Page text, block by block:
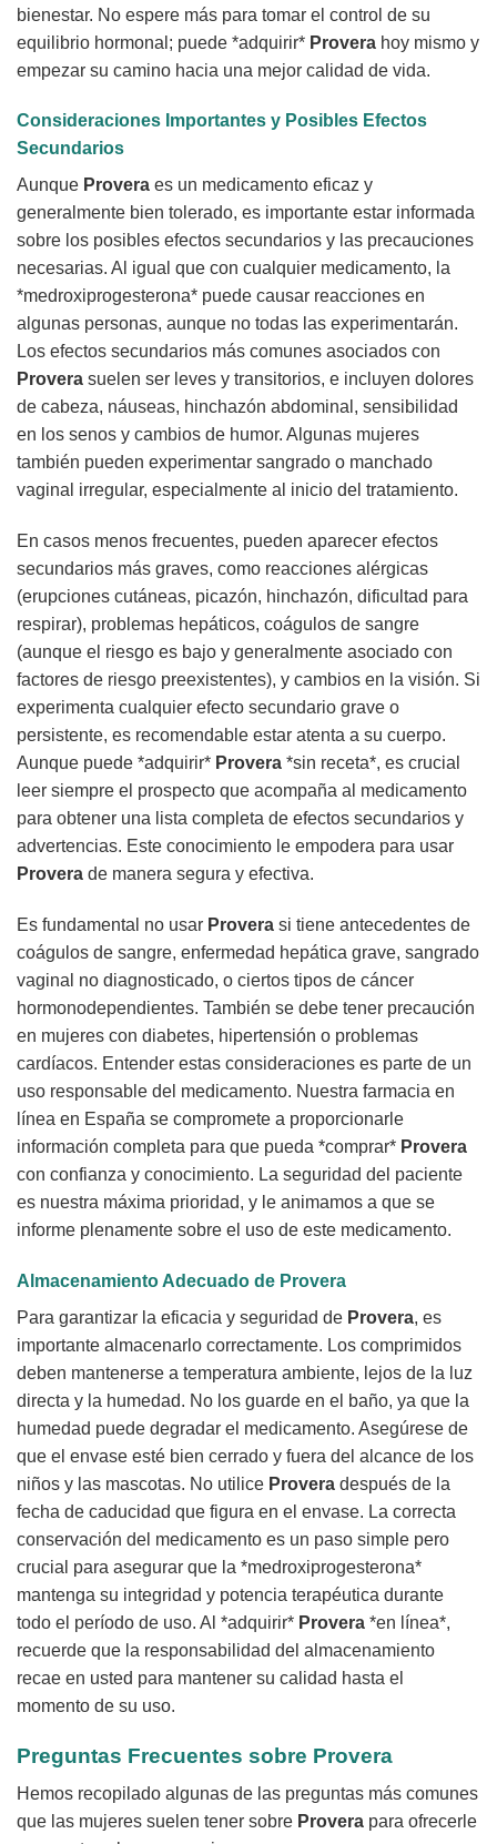
bienestar. No espere más para tomar el control de su
equilibrio hormonal; puede *adquirir* Provera hoy mismo y
empezar su camino hacia una mejor calidad de vida.
Consideraciones Importantes y Posibles Efectos
Secundarios
Aunque Provera es un medicamento eficaz y
generalmente bien tolerado, es importante estar informada
sobre los posibles efectos secundarios y las precauciones
necesarias. Al igual que con cualquier medicamento, la
*medroxiprogesterona* puede causar reacciones en
algunas personas, aunque no todas las experimentarán.
Los efectos secundarios más comunes asociados con
Provera suelen ser leves y transitorios, e incluyen dolores
de cabeza, náuseas, hinchazón abdominal, sensibilidad
en los senos y cambios de humor. Algunas mujeres
también pueden experimentar sangrado o manchado
vaginal irregular, especialmente al inicio del tratamiento.
En casos menos frecuentes, pueden aparecer efectos
secundarios más graves, como reacciones alérgicas
(erupciones cutáneas, picazón, hinchazón, dificultad para
respirar), problemas hepáticos, coágulos de sangre
(aunque el riesgo es bajo y generalmente asociado con
factores de riesgo preexistentes), y cambios en la visión. Si
experimenta cualquier efecto secundario grave o
persistente, es recomendable estar atenta a su cuerpo.
Aunque puede *adquirir* Provera *sin receta*, es crucial
leer siempre el prospecto que acompaña al medicamento
para obtener una lista completa de efectos secundarios y
advertencias. Este conocimiento le empodera para usar
Provera de manera segura y efectiva.
Es fundamental no usar Provera si tiene antecedentes de
coágulos de sangre, enfermedad hepática grave, sangrado
vaginal no diagnosticado, o ciertos tipos de cáncer
hormonodependientes. También se debe tener precaución
en mujeres con diabetes, hipertensión o problemas
cardíacos. Entender estas consideraciones es parte de un
uso responsable del medicamento. Nuestra farmacia en
línea en España se compromete a proporcionarle
información completa para que pueda *comprar* Provera
con confianza y conocimiento. La seguridad del paciente
es nuestra máxima prioridad, y le animamos a que se
informe plenamente sobre el uso de este medicamento.
Almacenamiento Adecuado de Provera
Para garantizar la eficacia y seguridad de Provera, es
importante almacenarlo correctamente. Los comprimidos
deben mantenerse a temperatura ambiente, lejos de la luz
directa y la humedad. No los guarde en el baño, ya que la
humedad puede degradar el medicamento. Asegúrese de
que el envase esté bien cerrado y fuera del alcance de los
niños y las mascotas. No utilice Provera después de la
fecha de caducidad que figura en el envase. La correcta
conservación del medicamento es un paso simple pero
crucial para asegurar que la *medroxiprogesterona*
mantenga su integridad y potencia terapéutica durante
todo el período de uso. Al *adquirir* Provera *en línea*,
recuerde que la responsabilidad del almacenamiento
recae en usted para mantener su calidad hasta el
momento de su uso.
Preguntas Frecuentes sobre Provera
Hemos recopilado algunas de las preguntas más comunes
que las mujeres suelen tener sobre Provera para ofrecerle